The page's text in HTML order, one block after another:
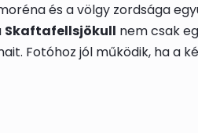
és a völgy zordsága
Skaftafellsjökull nem csak
Fotóhoz jól működik, ha a